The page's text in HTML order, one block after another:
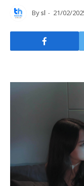
Bysl 21/02/